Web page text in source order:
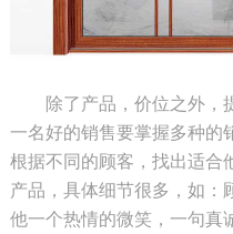
除了产品，价位之外，提
一名好的销售要掌握多种的
根据不同的顾客，找出适合
产品，具体细节很多，如：
他一个热情的微笑，一句真